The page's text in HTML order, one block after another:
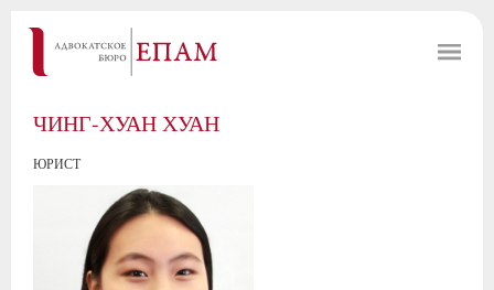
ЧИНГ-ХУАН ХУАН
ЮРИСТ